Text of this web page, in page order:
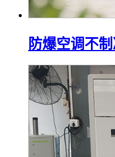
防爆空调不